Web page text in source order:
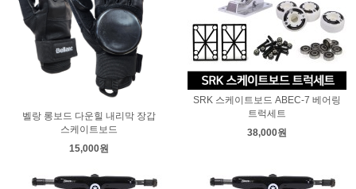
벨랑 롱보드 다운힐 내리막 장갑
스케이트보드
15,000원
SRK 스케이트보드 ABEC-7 베어링
트럭세트
38,000원